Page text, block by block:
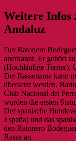
Weitere Infos
Andaluz
Der Ratonero
anerkannt. Er gehört
(Hochläufige Terrier).
Der Rassename kann
übersetzt werden.
Club Nacional del
wurden die ersten
Der spanische
España) und das
den Ratonero
Rasse an.